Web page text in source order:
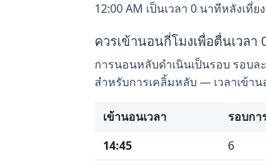
12:00 AM เป็นเวลา 0 นาทีหลังเ
ควรเข้านอนกี่โมงเพื่อตื่นเวลา
การนอนหลับดำเนินเป็นรอบ รอบล
สำหรับการเคลิ้มหลับ — เวลาเข้า
เข้านอนเวลา รอบก
14:45
6